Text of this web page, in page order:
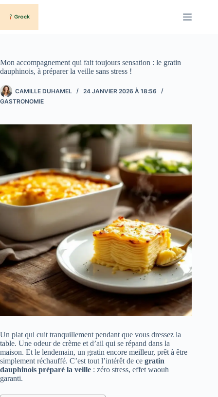
Passer
contenu
Mon accompagnement qui fait toujours sensation : le gratin
dauphinois, à préparer la veille sans stress !
CAMILLE DUHAMEL
24 JANVIER 2026 À 18:56
GASTRONOMIE
Un plat qui cuit tranquillement pendant que vous dressez la
table. Une odeur de crème et d’ail qui se répand dans la
maison. Et le lendemain, un gratin encore meilleur, prêt à être
simplement réchauffé. C’est tout l’intérêt de ce gratin
dauphinois préparé la veille : zéro stress, effet waouh
garanti.